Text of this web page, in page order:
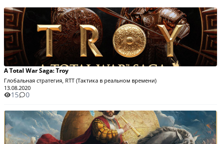
A Total War Saga: Troy
Глобальная стратегия, RTT (Тактика в реальном времени)
13.08.2020
15 0